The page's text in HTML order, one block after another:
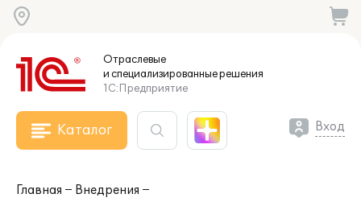
Отраслевые
и специализированныерешения
1С:Предприятие
Каталог Вход
Главная
Внедрения